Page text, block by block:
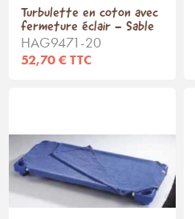
Turbulette en coton avec
fermeture éclair - Sable
HAG9471-20
52,70 € TTC